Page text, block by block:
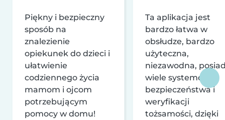
Piękny i bezpieczny
sposób na
znalezienie
opiekunek do dzieci i
ułatwienie
codziennego życia
mamom i ojcom
potrzebującym
pomocy w domu!
Ta aplikacja jest
bardzo łatwa w
obsłudze, bardzo
użyteczna,
niezawodna,
wiele systemów
bezpieczeństwa i
weryfikacji
tożsamości, dzięki